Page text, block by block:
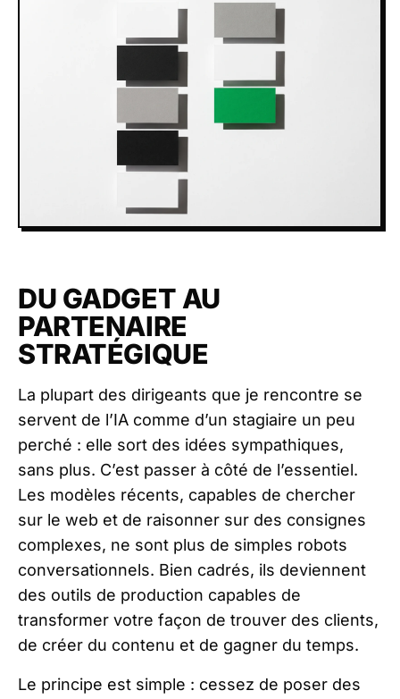
DU GADGET AU
PARTENAIRE
STRATÉGIQUE
La plupart des dirigeants que je rencontre se
servent de l’IA comme d’un stagiaire un peu
perché : elle sort des idées sympathiques,
sans plus. C’est passer à côté de l’essentiel.
Les modèles récents, capables de chercher
sur le web et de raisonner sur des consignes
complexes, ne sont plus de simples robots
conversationnels. Bien cadrés, ils deviennent
des outils de production capables de
transformer votre façon de trouver des clients,
de créer du contenu et de gagner du temps.
Le principe est simple : cessez de poser des